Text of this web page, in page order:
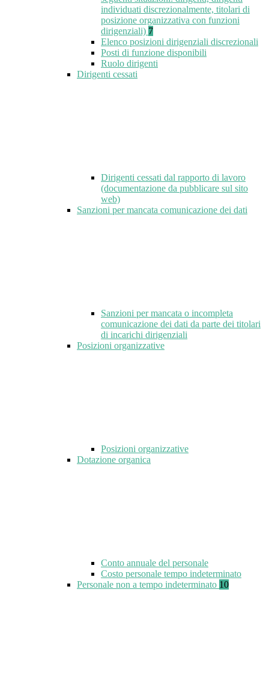
individuati discrezionalmente, titolari di
posizione organizzativa con funzioni
dirigenziali) 7
Elenco posizioni dirigenziali discrezionali
Posti di funzione disponibili
Ruolo dirigenti
Dirigenti cessati
Dirigenti cessati dal rapporto di lavoro
(documentazione da pubblicare sul sito
web)
Sanzioni per mancata comunicazione dei dati
Sanzioni per mancata o incompleta
comunicazione dei dati da parte dei titolari
di incarichi dirigenziali
Posizioni organizzative
Posizioni organizzative
Dotazione organica
Conto annuale del personale
Costo personale tempo indeterminato
Personale non a tempo indeterminato 10